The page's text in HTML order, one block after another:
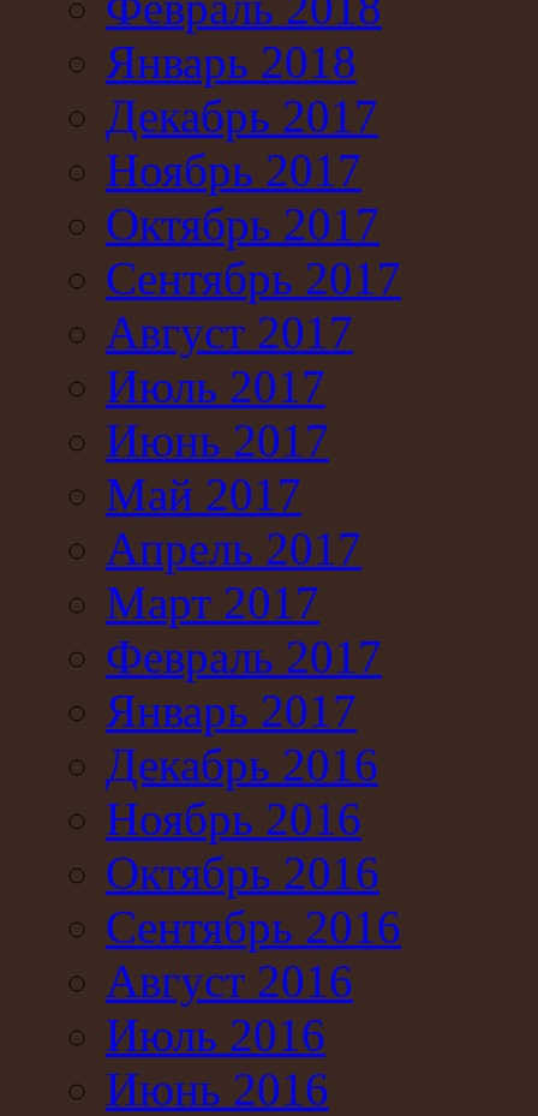
Январь 2018
Декабрь 2017
Ноябрь 2017
Октябрь 2017
Сентябрь 2017
Август 2017
Июль 2017
Июнь 2017
Май 2017
Апрель 2017
Март 2017
Февраль 2017
Январь 2017
Декабрь 2016
Ноябрь 2016
Октябрь 2016
Сентябрь 2016
Август 2016
Июль 2016
Июнь 2016